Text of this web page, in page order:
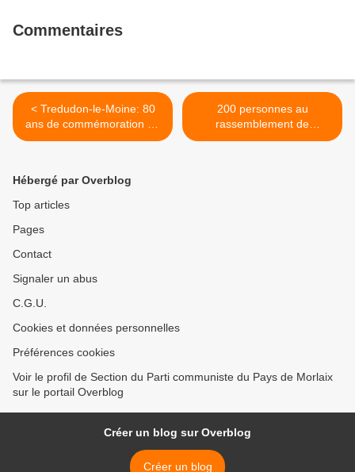
Commentaires
< Tredudon-le-Moine: 80
ans de commémoration de
l'héroïsme du premier
martyrs
200 personnes au
rassemblement de
Tredudon-le-Moine en
Hébergé par Overblog
Top articles
Pages
Contact
Signaler un abus
C.G.U.
Cookies et données personnelles
Préférences cookies
Voir le profil de Section du Parti communiste du Pays de Morlaix
sur le portail Overblog
Créer un blog sur Overblog
Créer un blog